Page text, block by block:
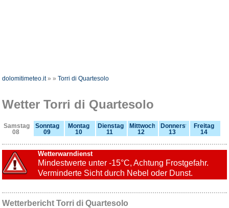
dolomitimeteo.it»»Torri di Quartesolo
Wetter Torri di Quartesolo
Samstag
08
Sonntag
09
Montag
10
Dienstag
11
Mittwoch
12
Donnerstag
13
Freitag
14
Wetterwarndienst
Mindestwerte unter -15°C, Achtung Frostgefahr.
Verminderte Sicht durch Nebel oder Dunst.
Wetterbericht Torri di Quartesolo